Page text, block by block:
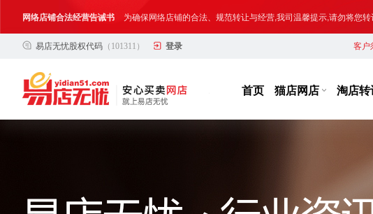
网络店铺合法经营告诫书 为确保网络店铺的合法、规范转让与经营,我司温馨提示,请勿将您
合法合规经营告客户书 部分客户在购买抖店网络店铺后，存在试图规避平台监管，从事
网络店铺合法经营告诫书 为确保网络店铺的合法、规范转让与经营,我司温馨提示,请勿将您
易店无忧股权代码 （101311） 登录 客户
首页 猫店网店 淘店转